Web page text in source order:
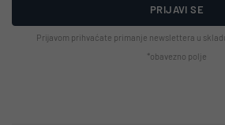
PRIJAVI SE
Prijavom prihvaćate primanje newslettera u
*obavezno polje